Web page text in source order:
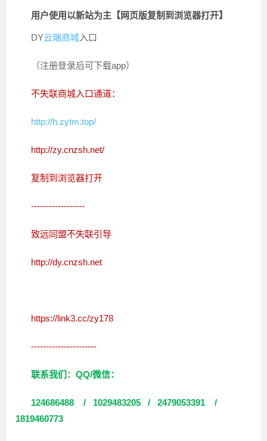
用户使用以新站为主【网页版复制到浏览器打开】
DY云端商城入口
（注册登录后可下载app）
不失联商城入口通道：
http://h.zytm.top/
http://zy.cnzsh.net/
复制到浏览器打开
------------------
致远同盟不失联引导
http://dy.cnzsh.net
https://link3.cc/zy178
----------------------
联系我们：QQ/微信：
124686488 / 1029483205 / 2479053391 /
1819460773